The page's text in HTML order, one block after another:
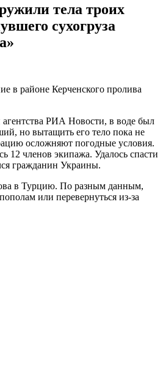
тела троих
сухогруза
в районе Керченского пролива
РИА Новости, в воде был
но вытащить его тело пока не
осложняют погодные условия.
12 членов экипажа. Удалось спасти
гражданин Украины.
в Турцию. По разным данным,
или перевернуться из-за